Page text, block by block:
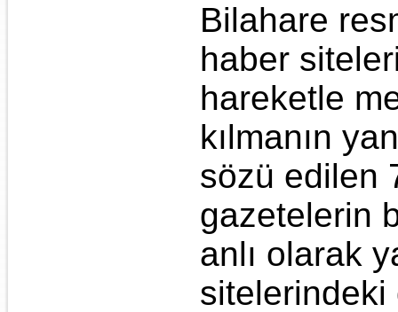
Bilahare
haber
hareketle
kılmanın
sözü edilen
gazetelerin
anlı olarak
sitelerindeki